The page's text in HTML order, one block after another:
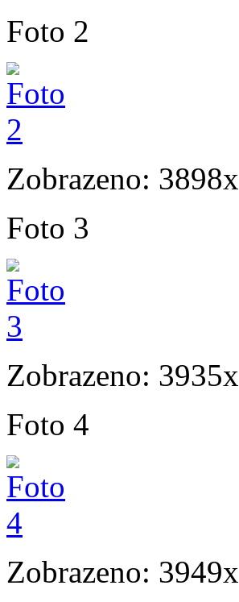
Foto 2
Zobrazeno: 3898x
Foto 3
Zobrazeno: 3935x
Foto 4
Zobrazeno: 3949x